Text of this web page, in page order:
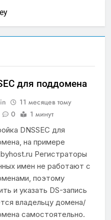
для поддомена
11 месяцев тому
0 1 минут
DNSSEC для
на примере
Регистраторы
имен не работают с
поэтому
и указать DS-запись
владельцу домена/
самостоятельно.